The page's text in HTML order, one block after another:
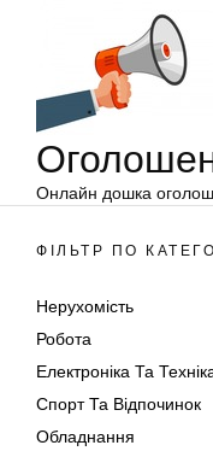
Онлайн дошка
ФІЛЬТР ПО
Нерухомість
Робота
Електроніка Та
Спорт Та Відпочинок
Обладнання